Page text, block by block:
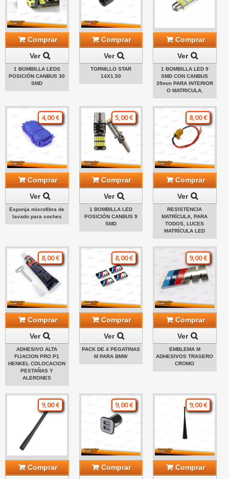
Comprar
Ver
1 BOMBILLA LEDS
POSICIÓN CANBUS 30
SMD
Comprar
Ver
TORNILLO STAR
14X1.50
Comprar
Ver
1 BOMBILLA LED 9
SMD CON CANBUS
39mm PARA INTERIOR
O MATRICULA.
4,00 €
Comprar
Ver
Esponja microfibra de
lavado para coches
5,00 €
Comprar
Ver
1 BOMBILLA LED
POSICIÓN CANBUS 9
SMD
8,00 €
Comprar
Ver
RESISTENCIA
MATRÍCULA, PARA
TODOS, LUCES
MATRÍCULA LED
8,00 €
Comprar
Ver
ADHESIVO ALTA
FIJACION PRO P1
HENKEL COLOCACION
PESTAÑAS Y
ALERONES
8,00 €
Comprar
Ver
PACK DE 4 PEGATINAS
M PARA BMW
9,00 €
Comprar
Ver
EMBLEMA M
ADHESIVOS TRASERO
CROMO
9,00 €
Comprar
9,00 €
Comprar
9,00 €
Comprar